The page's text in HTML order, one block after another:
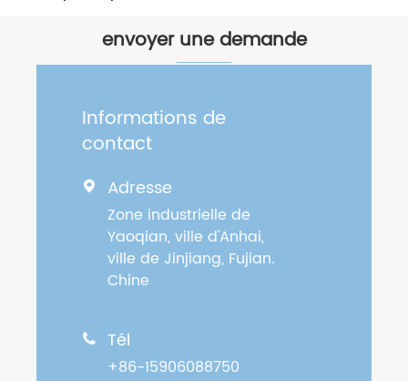
envoyer une demande
Informations de
contact
 Adresse
Zone industrielle de
Yaoqian, ville d'Anhai,
ville de Jinjiang, Fujian.
Chine
 Tél
+86-15906088750